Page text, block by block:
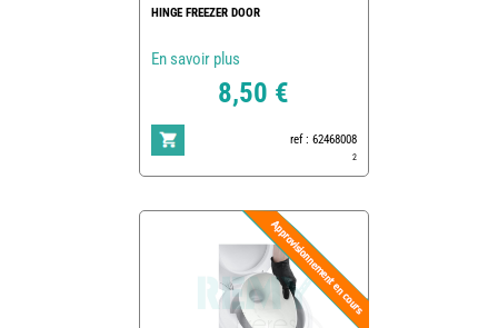
HINGE FREEZER DOOR
En savoir plus
8,50 €
ref : 62468008
2